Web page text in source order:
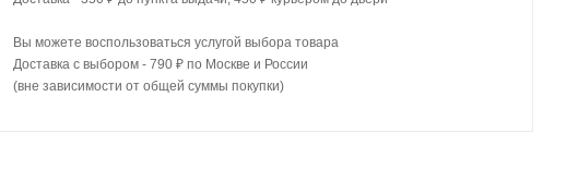
Вы можете воспользоваться услугой выбора товара
Доставка с выбором - 790 ₽ по Москве и России
(вне зависимости от общей суммы покупки)